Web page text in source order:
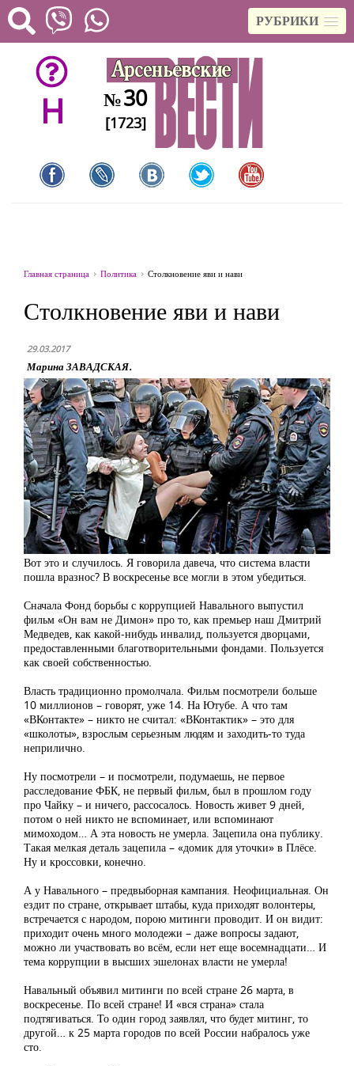
РУБРИКИ
H №30
[1723]
Главная страница Политика Столкновение яви и нави
Столкновение яви и нави
29.03.2017
Марина ЗАВАДСКАЯ.
Вот это и случилось. Я говорила давеча, что система власти
пошла вразнос? В воскресенье все могли в этом убедиться.
Сначала Фонд борьбы с коррупцией Навального выпустил
фильм «Он вам не Димон» про то, как премьер наш Дмитрий
Медведев, как какой-нибудь инвалид, пользуется дворцами,
предоставленными благотворительными фондами. Пользуется
как своей собственностью.
Власть традиционно промолчала. Фильм посмотрели больше
10 миллионов – говорят, уже 14. На Ютубе. А что там
«ВКонтакте» – никто не считал: «ВКонтактик» – это для
«школоты», взрослым серьезным людям и заходить-то туда
неприлично.
Ну посмотрели – и посмотрели, подумаешь, не первое
расследование ФБК, не первый фильм, был в прошлом году
про Чайку – и ничего, рассосалось. Новость живет 9 дней,
потом о ней никто не вспоминает, или вспоминают
мимоходом… А эта новость не умерла. Зацепила она публику.
Такая мелкая деталь зацепила – «домик для уточки» в Плёсе.
Ну и кроссовки, конечно.
А у Навального – предвыборная кампания. Неофициальная. Он
ездит по стране, открывает штабы, куда приходят волонтеры,
встречается с народом, порою митинги проводит. И он видит:
приходит очень много молодежи – даже вопросы задают,
можно ли участвовать во всём, если нет еще восемнадцати… И
тема коррупции в высших эшелонах власти не умерла!
Навальный объявил митинги по всей стране 26 марта, в
воскресенье. По всей стране! И «вся страна» стала
подтягиваться. То один город заявлял, что будет митинг, то
другой… к 25 марта городов по всей России набралось уже
сто.